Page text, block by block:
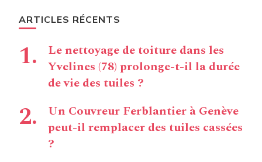
ARTICLES RÉCENTS
Le nettoyage de toiture dans les
Yvelines (78) prolonge-t-il la durée
de vie des tuiles ?
Un Couvreur Ferblantier à Genève
peut-il remplacer des tuiles cassées
?